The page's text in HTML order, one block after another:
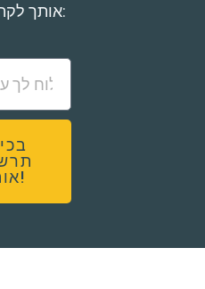
אותך לקהילה שלי:
אותי!